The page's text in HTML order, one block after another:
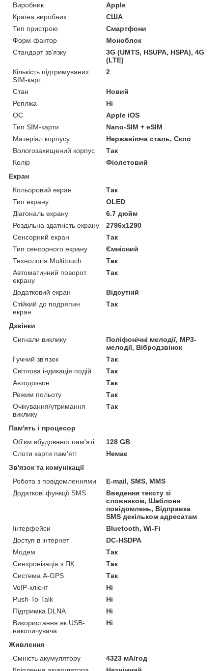
Виробник
Apple
Країна виробник
США
Тип пристрою
Смартфони
Форм-фактор
Моноблок
Стандарт зв'язку
3G (UMTS, HSUPA, HSPA), 4G
(LTE)
Кількість підтримуваних
SIM-карт
2
Стан
Новий
Репліка
Ні
ОС
Apple iOS
Тип SIM-карти
Nano-SIM + eSIM
Матеріал корпусу
Нержавіюча сталь, Скло
Вологозахищений корпус
Так
Колір
Фіолетовий
Екран
Кольоровий екран
Так
Тип екрану
OLED
Діагональ екрану
6.7 дюйм
Роздільна здатність екрану
2796x1290
Сенсорний екран
Так
Тип сенсорного екрану
Ємнісний
Технологія Multitouch
Так
Автоматичний поворот
екрану
Так
Додатковий екран
Відсутній
Стійкий до подряпин
екран
Так
Дзвінки
Сигнали виклику
Поліфонічні мелодії, MP3-
мелодії, Вібродзвінок
Гучний зв'язок
Так
Світлова індикація подій
Так
Автодозвон
Так
Режим польоту
Так
Очікування/утримання
виклику
Так
Пам'ять і процесор
Об'єм вбудованої пам'яті
128 GB
Слоти карти пам'яті
Немає
Зв'язок та комунікації
Робота з повідомленнями
E-mail, SMS, MMS
Додаткові функції SMS
Введення тексту зі
словником, Шаблони
повідомлень, Відправка
SMS декільком адресатам
Інтерфейси
Bluetooth, Wi-Fi
Доступ в інтернет
DC-HSDPA
Модем
Так
Синхронізація з ПК
Так
Система A-GPS
Так
VoIP-клієнт
Ні
Push-To-Talk
Ні
Підтримка DLNA
Ні
Використання як USB-
накопичувача
Ні
Живлення
Ємність акумулятору
4323 мА/год